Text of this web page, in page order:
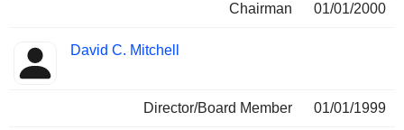
Chairman
01/01/2000
David C. Mitchell
Director/Board Member 01/01/1999